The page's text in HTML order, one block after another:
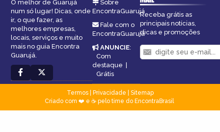
O melhor de Guarujá
num só lugar! Dicas, onde
ir, o que fazer, as
melhores empresas,
locais, serviços e muito
mais no guia Encontra
Guarujá.
Sobre
EncontraGuarujá
Fale com o
EncontraGuarujá
ANUNCIE:
Com
destaque |
Grátis
Receba grátis as
principais notícias,
dicas e promoções
Termos| Privacidade
Sitemap
Criado com ❤️ e ☕ pelo time do EncontraBrasil